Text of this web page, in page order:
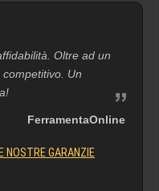
Oltre ad un
Un
FerramentaOnline
NOSTRE GARANZIE